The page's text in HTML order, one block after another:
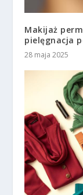
Makijaż
pielęgnacja
28 maja 2025